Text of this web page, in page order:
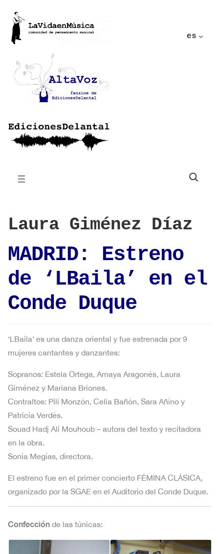
es
Buscar
Laura Giménez Díaz
MADRID: Estreno
de ‘LBaila’ en el
Conde Duque
‘LBaila’ es una danza oriental y fue estrenada por 9
mujeres cantantes y danzantes:
Sopranos: Estela Ortega, Amaya Aragonés, Laura
Giménez y Mariana Briones.
Contraltos: Pili Monzón, Celia Bañón, Sara Añino y
Patricia Verdés.
Souad Hadj Ali Mouhoub – autora del texto y recitadora
en la obra.
Sonia Megías, directora.
El estreno fue en el primer concierto FÉMINA CLÁSICA,
organizado por la SGAE en el Auditorio del Conde Duque.
Confección de las túnicas: